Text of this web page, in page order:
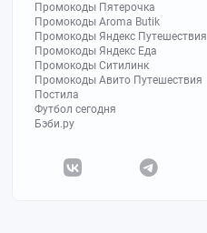
Промокоды Пятерочка
Промокоды Aroma Butik
Промокоды Яндекс Путешествия
Промокоды Яндекс Еда
Промокоды Ситилинк
Промокоды Авито Путешествия
Постила
Футбол сегодня
Бэби.ру